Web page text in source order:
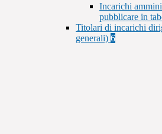
Incarichi
pubblicare in
Titolari di incarichi
generali) 6